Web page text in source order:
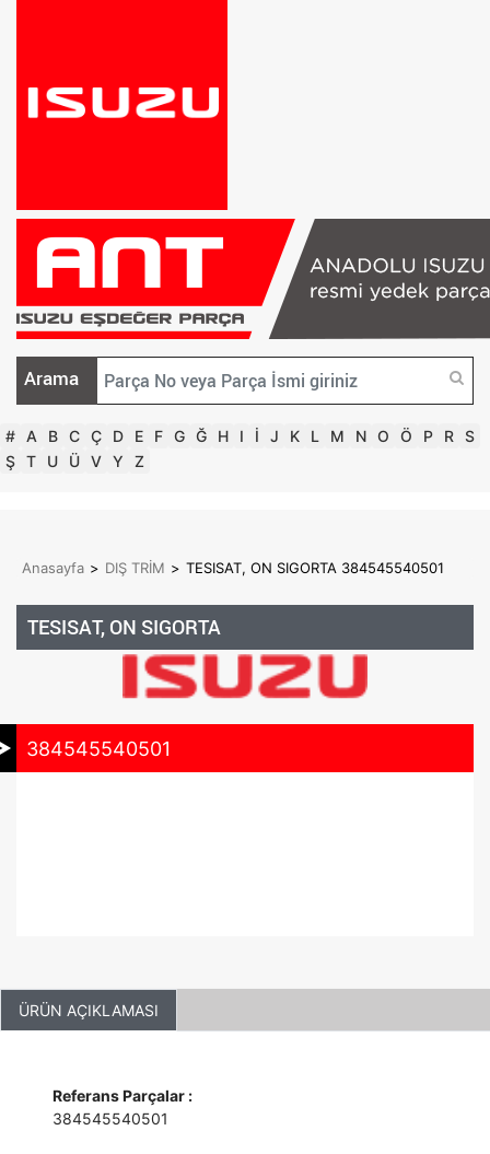
Arama
# A B C Ç D E F G Ğ H I İ J K L M N O Ö P R S
Ş T U Ü V Y Z
Anasayfa > DIŞ TRİM > TESISAT, ON SIGORTA 384545540501
TESISAT, ON SIGORTA
384545540501
ÜRÜN AÇIKLAMASI
Referans Parçalar :
384545540501